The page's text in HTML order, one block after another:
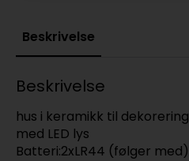
Beskrivelse
Beskrivelse
hus i keramikk til dekorering
med LED lys
Batteri:2xLR44 (følger med)